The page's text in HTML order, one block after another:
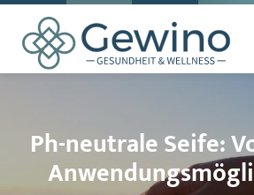
Ph-neutrale Seife: